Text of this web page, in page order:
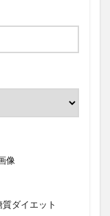
像
質ダイエット